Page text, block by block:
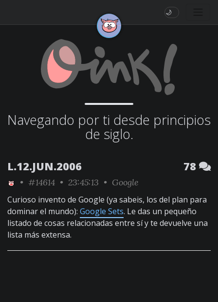
🌙
Navegando por ti desde principios
de siglo.
L.12.JUN.2006 78
• #14614 • 23:45:13 • Google
Curioso invento de Google (ya sabeis, los del plan para
dominar el mundo): Google Sets. Le das un pequeño
listado de cosas relacionadas entre sí y te devuelve una
lista más extensa.